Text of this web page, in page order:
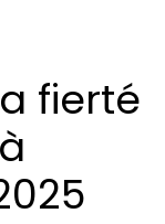
fierté